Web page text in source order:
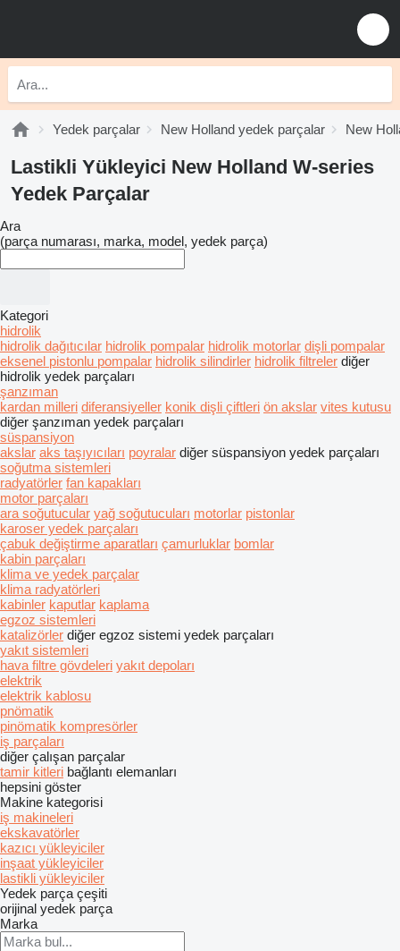
Yedek parçalar New Holland yedek parçalar New
Lastikli Yükleyici New Holland W-series
Yedek Parçalar
Ara
(parça numarası, marka, model, yedek parça)
Kategori
hidrolik
hidrolik dağıtıcılar hidrolik pompalar hidrolik motorlar dişli pompalar
eksenel pistonlu pompalar hidrolik silindirler hidrolik filtreler diğer
hidrolik yedek parçaları
şanzıman
kardan milleri diferansiyeller konik dişli çiftleri ön akslar vites kutusu
diğer şanzıman yedek parçaları
süspansiyon
akslar aks taşıyıcıları poyralar diğer süspansiyon yedek parçaları
soğutma sistemleri
radyatörler fan kapakları
motor parçaları
ara soğutucular yağ soğutucuları motorlar pistonlar
karoser yedek parçaları
çabuk değiştirme aparatları çamurluklar bomlar
kabin parçaları
klima ve yedek parçalar
klima radyatörleri
kabinler kaputlar kaplama
egzoz sistemleri
katalizörler diğer egzoz sistemi yedek parçaları
yakıt sistemleri
hava filtre gövdeleri yakıt depoları
elektrik
elektrik kablosu
pnömatik
pinömatik kompresörler
iş parçaları
diğer çalışan parçalar
tamir kitleri bağlantı elemanları
hepsini göster
Makine kategorisi
iş makineleri
ekskavatörler
kazıcı yükleyiciler
inşaat yükleyiciler
lastikli yükleyiciler
Yedek parça çeşiti
orijinal yedek parça
Marka